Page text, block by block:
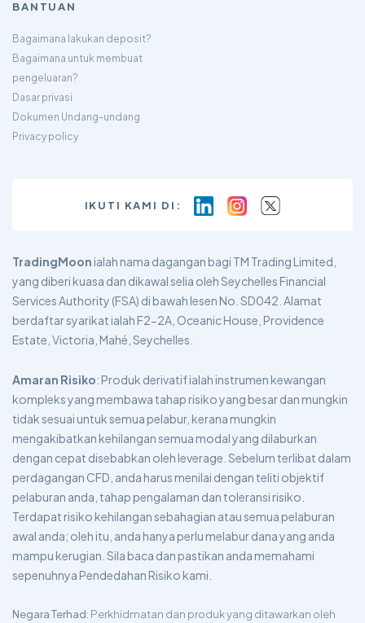
BANTUAN
Bagaimana lakukan deposit?
Bagaimana untuk membuat
pengeluaran?
Dasar privasi
Dokumen Undang-undang
Privacy policy
IKUTI KAMI DI:
TradingMoon ialah nama dagangan bagi TM Trading Limited,
yang diberi kuasa dan dikawal selia oleh Seychelles Financial
Services Authority (FSA) di bawah lesen No. SD042. Alamat
berdaftar syarikat ialah F2-2A, Oceanic House, Providence
Estate, Victoria, Mahé, Seychelles.
Amaran Risiko: Produk derivatif ialah instrumen kewangan
kompleks yang membawa tahap risiko yang besar dan mungkin
tidak sesuai untuk semua pelabur, kerana mungkin
mengakibatkan kehilangan semua modal yang dilaburkan
dengan cepat disebabkan oleh leverage. Sebelum terlibat dalam
perdagangan CFD, anda harus menilai dengan teliti objektif
pelaburan anda, tahap pengalaman dan toleransi risiko.
Terdapat risiko kehilangan sebahagian atau semua pelaburan
awal anda; oleh itu, anda hanya perlu melabur dana yang anda
mampu kerugian. Sila baca dan pastikan anda memahami
sepenuhnya Pendedahan Risiko kami.
Negara Terhad: Perkhidmatan dan produk yang ditawarkan oleh